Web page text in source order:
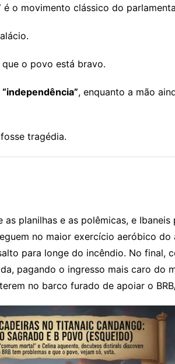
é o movimento clássico do
o povo está bravo.
“independência”, enquanto a mão
tragédia.
planilhas e as polêmicas, e
no maior exercício aeróbico do
para longe do incêndio. No final,
pagando o ingresso mais caro do
no barco furado de apoiar o